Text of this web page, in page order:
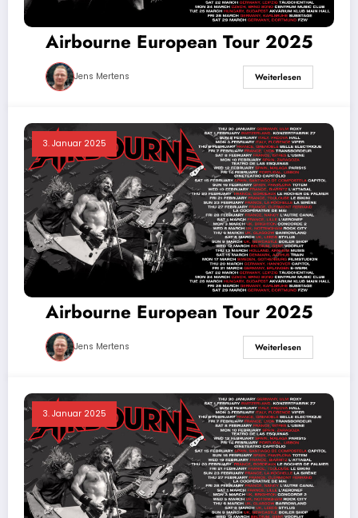
Airbourne European Tour 2025
Jens Mertens Weiterlesen
3. Januar 2025
Airbourne European Tour 2025
Jens Mertens Weiterlesen
3. Januar 2025